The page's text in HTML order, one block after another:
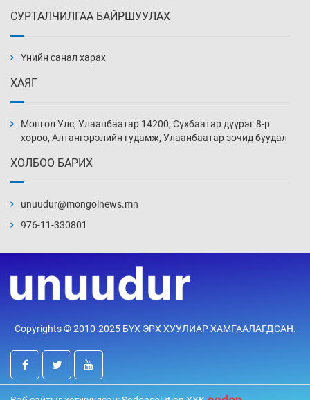
18 цаг 56 мин
19 цаг 26 мин
19 цаг 56 мин
хэмжээг шинэчлэн тогтоох нь
20 цаг 26 мин
буулгаж байна
20 цаг 56 мин
Б.Учрал, Ё.Пүрэвдаш нар Азийн АШТ-д
СУРТАЛЧИЛГАА БАЙРШУУЛАХ
Үнийн санал харах
ХАЯГ
Монгол Улс, Улаанбаатар 14200, Сүхбаатар дүүрэг 8-р
хороо, Алтангэрэлийн гудамж, Улаанбаатар зочид буудал
ХОЛБОО БАРИХ
unuudur@mongolnews.mn
976-11-330801
Copyrights © 2010-2025 БҮХ ЭРХ ХУУЛИАР ХАМГААЛАГДСАН.